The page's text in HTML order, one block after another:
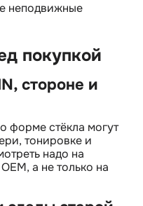
неподвижные
покупкой
стороне и
форме стёкла могут
тонировке и
надо на
а не только на